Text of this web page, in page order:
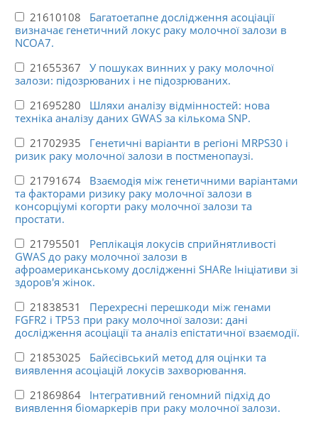
21610108 Багатоетапне дослідження асоціації
визначає генетичний локус раку молочної залози в
NCOA7.
21655367 У пошуках винних у раку молочної
залози: підозрюваних і не підозрюваних.
21695280 Шляхи аналізу відмінностей: нова
техніка аналізу даних GWAS за кількома SNP.
21702935 Генетичні варіанти в регіоні MRPS30 і
ризик раку молочної залози в постменопаузі.
21791674 Взаємодія між генетичними варіантами
та факторами ризику раку молочної залози в
консорціумі когорти раку молочної залози та
простати.
21795501 Реплікація локусів сприйнятливості
GWAS до раку молочної залози в
афроамериканському дослідженні SHARe Ініціативи зі
здоров'я жінок.
21838531 Перехресні перешкоди між генами
FGFR2 і TP53 при раку молочної залози: дані
дослідження асоціації та аналіз епістатичної взаємодії.
21853025 Байєсівський метод для оцінки та
виявлення асоціацій локусів захворювання.
21869864 Інтегративний геномний підхід до
виявлення біомаркерів при раку молочної залози.